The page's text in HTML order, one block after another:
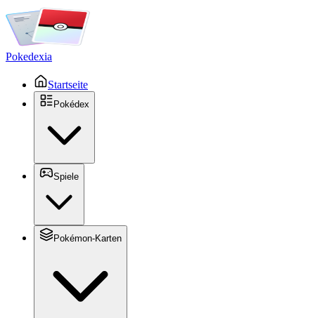
Pokedexia
Startseite
Pokédex
Spiele
Pokémon-Karten